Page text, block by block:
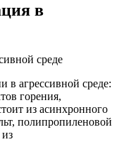
в
в агрессивной среде:
горения,
из асинхронного
полипропиленовой